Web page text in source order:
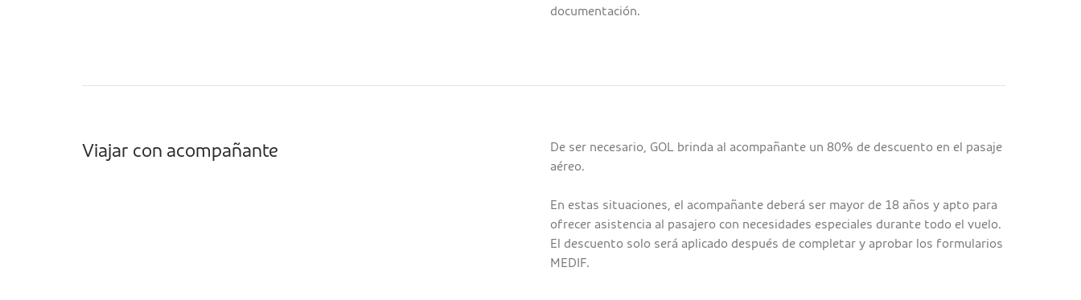
documentación.
Viajar con acompañante
De ser necesario, GOL brinda al acompañante un 80% de descuento en el pasaje
aéreo.
En estas situaciones, el acompañante deberá ser mayor de 18 años y apto para
ofrecer asistencia al pasajero con necesidades especiales durante todo el vuelo.
El descuento solo será aplicado después de completar y aprobar los formularios
MEDIF.